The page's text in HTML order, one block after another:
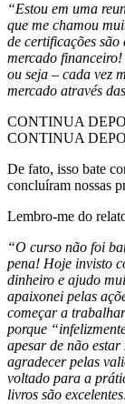
“Estou em uma
que me chamou
de certificações
mercado
ou seja – cada vez
mercado através
CONTINUA
CONTINUA
De fato, isso bate
concluíram nossas
Lembro-me do
“O curso não foi
pena! Hoje invisto
dinheiro e ajudo
apaixonei pelas
começar a
porque
apesar de não
agradecer pelas
voltado para a
livros são